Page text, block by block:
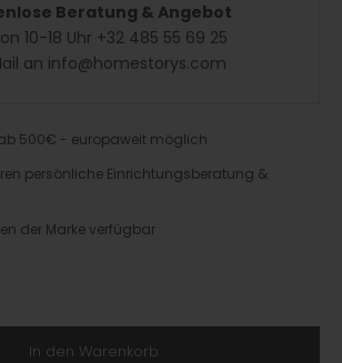
Beratung & Angebot
10-18 Uhr +32 485 55 69 25
an info@homestorys.com
500€ - europaweit möglich
persönliche Einrichtungsberatung &
der Marke verfügbar
In den Warenkorb